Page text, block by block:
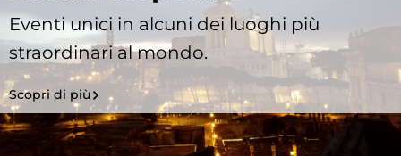
Eventi unici in alcuni dei luoghi più
straordinari al mondo.
Scopri di più